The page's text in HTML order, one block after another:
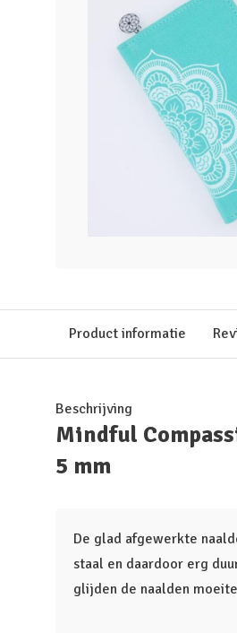
Product informatie
Beschrijving
Mindful
5 mm
De glad afgewerkte
staal en daardoor erg
glijden de naalden